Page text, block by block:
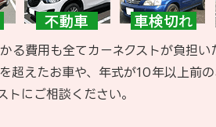
る費用も全てカーネクストが負担
超えたお車や、年式が10年以上前
トにご相談ください。